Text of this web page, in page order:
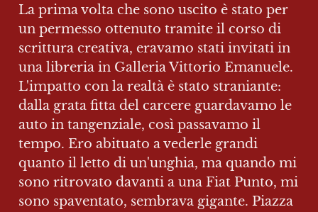
La prima volta che sono uscito è stato per
un permesso ottenuto tramite il corso di
scrittura creativa, eravamo stati invitati in
una libreria in Galleria Vittorio Emanuele.
L'impatto con la realtà è stato straniante:
dalla grata fitta del carcere guardavamo le
auto in tangenziale, così passavamo il
tempo. Ero abituato a vederle grandi
quanto il letto di un'unghia, ma quando mi
sono ritrovato davanti a una Fiat Punto, mi
sono spaventato, sembrava gigante. Piazza